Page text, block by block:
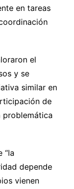
en tareas
el
y se
similar en
de
problemática
“la
depende
vienen